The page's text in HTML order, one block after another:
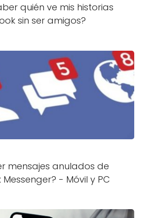
quién ve mis historias
sin ser amigos?
mensajes anulados de
- Móvil y PC